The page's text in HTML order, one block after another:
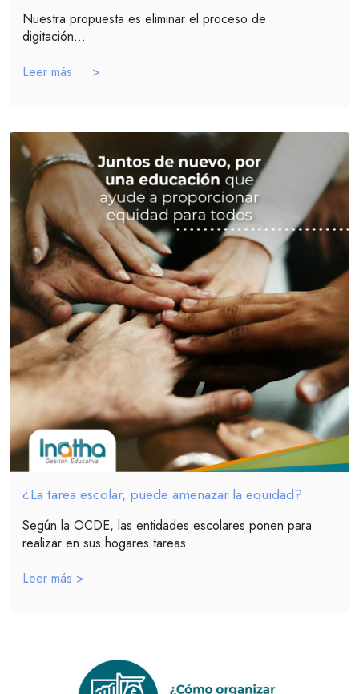
Nuestra propuesta es eliminar el proceso de
digitación...
Leer más >
¿La tarea escolar, puede amenazar la equidad?
Según la OCDE, las entidades escolares ponen para
realizar en sus hogares tareas...
Leer más >